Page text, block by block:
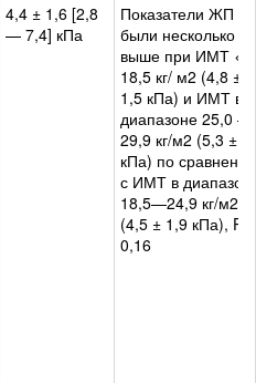
4,4 ± 1,6 [2,8
— 7,4] кПа
Показатели ЖП
были несколько
выше при ИМТ <
18,5 кг/ м2 (4,8 ±
1,5 кПа) и ИМТ в
диапазоне 25,0 —
29,9 кг/м2 (5,3 ±
кПа) по
с ИМТ в
18,5—24,9 кг/м2
(4,5 ± 1,9 кПа), P =
0,16